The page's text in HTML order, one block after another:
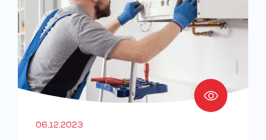
06.12.2023